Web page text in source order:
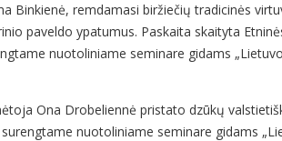
Binkienė, remdamasi biržiečių tradicinės
paveldo ypatumus. Paskaita skaityta
nuotoliniame seminare gidams
Ona Drobeliennė pristato dzūkų
nuotoliniame seminare gidams